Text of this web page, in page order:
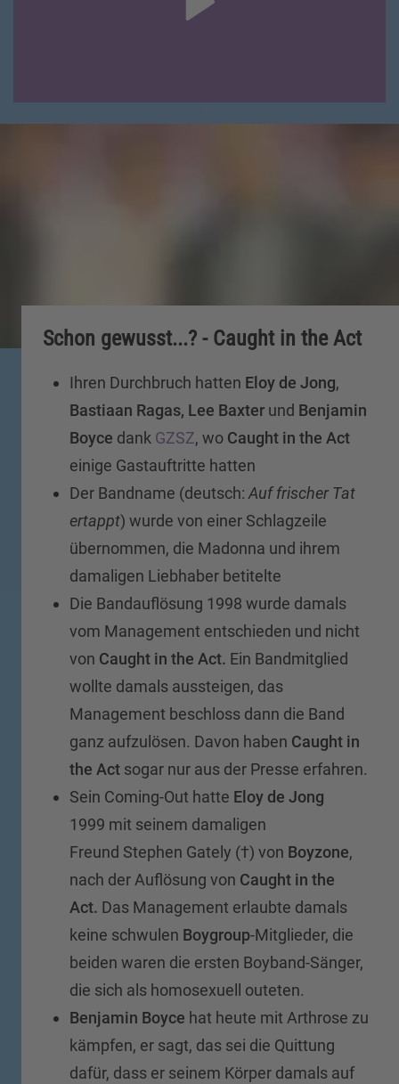
Schon gewusst...? - Caught in the Act
Ihren Durchbruch hatten Eloy de Jong,
Bastiaan Ragas, Lee Baxter und Benjamin
Boyce dank GZSZ, wo Caught in the Act
einige Gastauftritte hatten
Der Bandname (deutsch:Auf frischer Tat
ertappt) wurde von einer Schlagzeile
übernommen, die Madonna und ihrem
damaligen Liebhaber betitelte
Die Bandauflösung 1998 wurde damals
vom Management entschieden und nicht
von Caught in the Act. Ein Bandmitglied
wollte damals aussteigen, das
Management beschloss dann die Band
ganz aufzulösen. Davon haben Caught in
the Act sogar nur aus der Presse erfahren.
Sein Coming-Out hatte Eloy de Jong
1999 mit seinem damaligen
Freund Stephen Gately (†) von Boyzone,
nach der Auflösung von Caught in the
Act. Das Management erlaubte damals
keine schwulen Boygroup-Mitglieder, die
beiden waren die ersten Boyband-Sänger,
die sich als homosexuell outeten.
Benjamin Boyce hat heute mit Arthrose zu
kämpfen, er sagt, das sei die Quittung
dafür, dass er seinem Körper damals auf